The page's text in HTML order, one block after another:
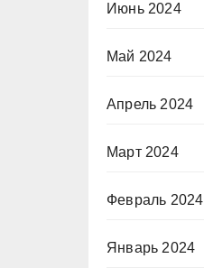
Июнь 2024
Май 2024
Апрель 2024
Март 2024
Февраль 2024
Январь 2024